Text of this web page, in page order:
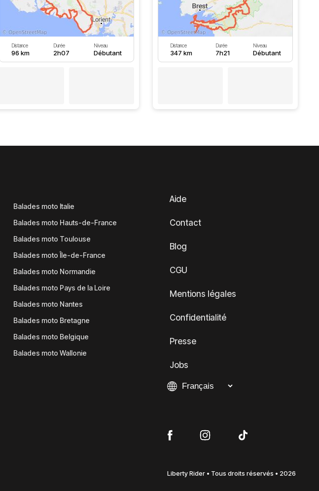
Distance
96 km
Durée
2h07
Niveau
Débutant
Distance
347 km
Durée
7h21
Niveau
Débutant
Balades moto Italie
Balades moto Hauts-de-France
Balades moto Toulouse
Balades moto Île-de-France
Balades moto Normandie
Balades moto Pays de la Loire
Balades moto Nantes
Balades moto Bretagne
Balades moto Belgique
Balades moto Wallonie
Aide
Contact
Blog
CGU
Mentions légales
Confidentialité
Presse
Jobs
Liberty Rider • Tous droits réservés • 2026